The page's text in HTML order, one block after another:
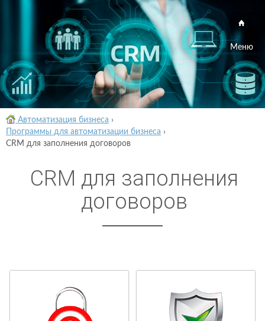
Меню
Автоматизация бизнеса ›
Программы для автоматизации бизнеса ›
CRM для заполнения договоров
CRM для заполнения
договоров